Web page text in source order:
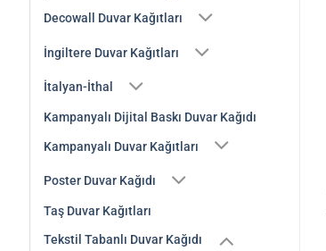
Decowall Duvar Kağıtları
İngiltere Duvar Kağıtları
İtalyan-İthal
Kampanyalı Dijital Baskı Duvar Kağıdı
Kampanyalı Duvar Kağıtları
Poster Duvar Kağıdı
Taş Duvar Kağıtları
Tekstil Tabanlı Duvar Kağıdı